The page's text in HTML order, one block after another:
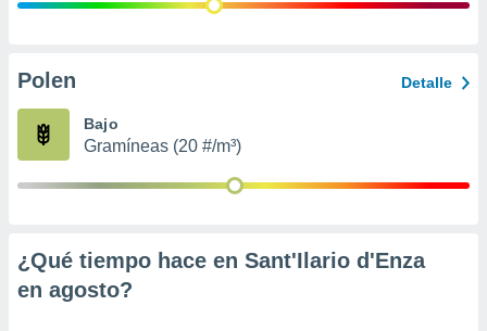
publicidad
de
Polen Detalle
Bajo
Gramíneas (20 #/m³)
¿Qué tiempo hace en Sant'Ilario d'Enza
en agosto?